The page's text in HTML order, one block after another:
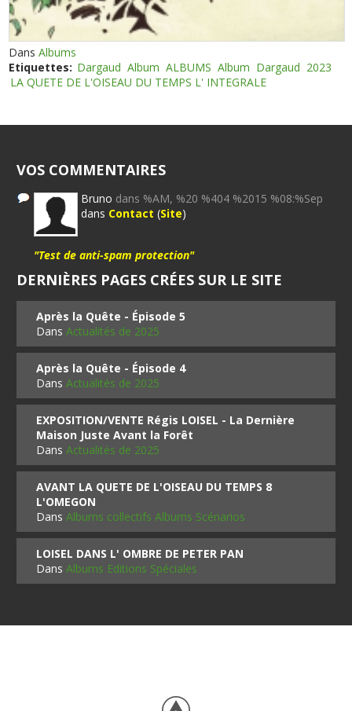
DansAlbums
Etiquettes: Dargaud Album ALBUMS Album Dargaud 2023
LA QUETE DE L'OISEAU DU TEMPS L' INTEGRALE
VOS COMMENTAIRES
Bruno dans %AM, %20 %404 %2015 %08:%Sep
dans Contact (Site)
"Test de anti-spam protection"
DERNIÈRES PAGES CRÉES SUR LE SITE
Après la Quête - Épisode 5
DansActualités de 2025
Après la Quête - Épisode 4
DansActualités de 2025
EXPOSITION/VENTE Régis LOISEL - La Dernière
Maison Juste Avant la Forêt
DansActualités de 2025
AVANT LA QUETE DE L'OISEAU DU TEMPS 8
L'OMEGON
DansAlbums collectifs Albums Scénarios
LOISEL DANS L' OMBRE DE PETER PAN
DansAlbums Editions Spéciales